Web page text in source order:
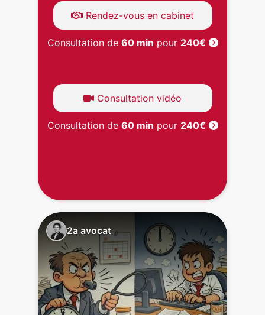
Rendez-vous en cabinet
Consultation de 60 min pour 240€
Consultation vidéo
Consultation de 60 min pour 240€
2a avocat